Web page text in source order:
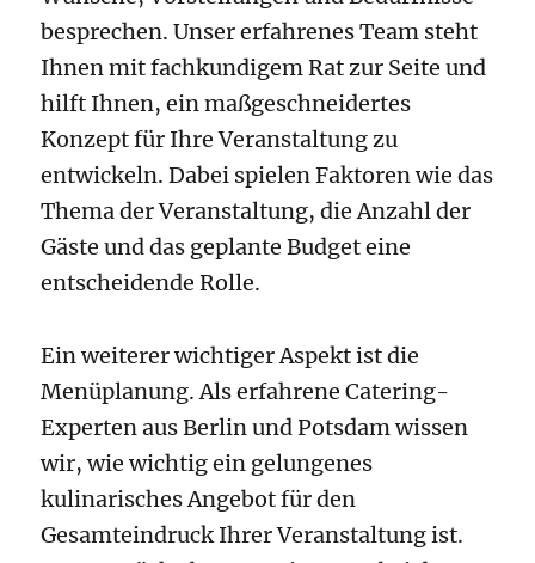
besprechen. Unser erfahrenes Team steht
Ihnen mit fachkundigem Rat zur Seite und
hilft Ihnen, ein maßgeschneidertes
Konzept für Ihre Veranstaltung zu
entwickeln. Dabei spielen Faktoren wie das
Thema der Veranstaltung, die Anzahl der
Gäste und das geplante Budget eine
entscheidende Rolle.
Ein weiterer wichtiger Aspekt ist die
Menüplanung. Als erfahrene Catering-
Experten aus Berlin und Potsdam wissen
wir, wie wichtig ein gelungenes
kulinarisches Angebot für den
Gesamteindruck Ihrer Veranstaltung ist.